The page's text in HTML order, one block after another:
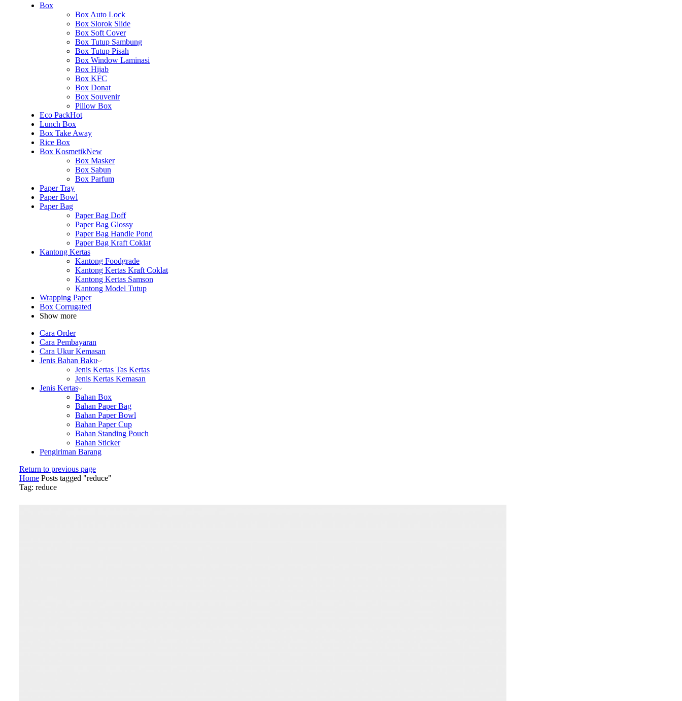
Box
Box Auto Lock
Box Slorok Slide
Box Soft Cover
Box Tutup Sambung
Box Tutup Pisah
Box Window Laminasi
Box Hijab
Box KFC
Box Donat
Box Souvenir
Pillow Box
Eco PackHot
Lunch Box
Box Take Away
Rice Box
Box KosmetikNew
Box Masker
Box Sabun
Box Parfum
Paper Tray
Paper Bowl
Paper Bag
Paper Bag Doff
Paper Bag Glossy
Paper Bag Handle Pond
Paper Bag Kraft Coklat
Kantong Kertas
Kantong Foodgrade
Kantong Kertas Kraft Coklat
Kantong Kertas Samson
Kantong Model Tutup
Wrapping Paper
Box Corrugated
Show more
Cara Order
Cara Pembayaran
Cara Ukur Kemasan
Jenis Bahan Baku
Jenis Kertas Tas Kertas
Jenis Kertas Kemasan
Jenis Kertas
Bahan Box
Bahan Paper Bag
Bahan Paper Bowl
Bahan Paper Cup
Bahan Standing Pouch
Bahan Sticker
Pengiriman Barang
Return to previous page
Home Posts tagged "reduce"
Tag: reduce